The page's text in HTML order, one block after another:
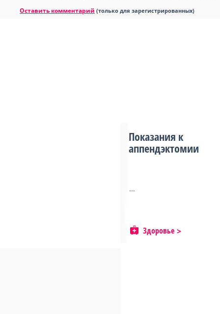
Оставить комментарий (только для зарегистрированных)
Показания к
аппендэктомии
...
Здоровье